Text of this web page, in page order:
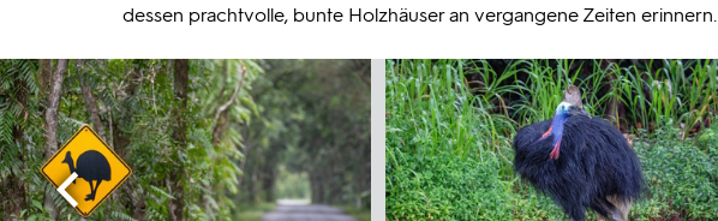
dessen prachtvolle, bunte Holzhäuser an vergangene Zeiten erinnern.